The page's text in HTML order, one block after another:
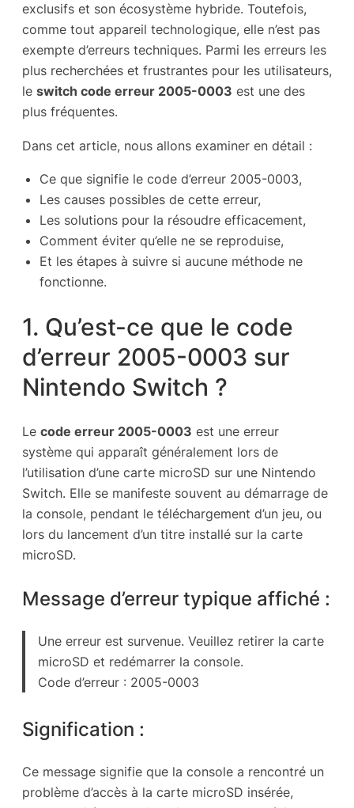
exclusifs et son écosystème hybride. Toutefois,
comme tout appareil technologique, elle n’est pas
exempte d’erreurs techniques. Parmi les erreurs les
plus recherchées et frustrantes pour les utilisateurs,
le switch code erreur 2005-0003 est une des
plus fréquentes.
Dans cet article, nous allons examiner en détail :
Ce que signifie le code d’erreur 2005-0003,
Les causes possibles de cette erreur,
Les solutions pour la résoudre efficacement,
Comment éviter qu’elle ne se reproduise,
Et les étapes à suivre si aucune méthode ne
fonctionne.
1. Qu’est-ce que le code
d’erreur 2005-0003 sur
Nintendo Switch ?
Le code erreur 2005-0003 est une erreur
système qui apparaît généralement lors de
l’utilisation d’une carte microSD sur une Nintendo
Switch. Elle se manifeste souvent au démarrage de
la console, pendant le téléchargement d’un jeu, ou
lors du lancement d’un titre installé sur la carte
microSD.
Message d’erreur typique affiché :
Une erreur est survenue. Veuillez retirer la carte
microSD et redémarrer la console.
Code d’erreur : 2005-0003
Signification :
Ce message signifie que la console a rencontré un
problème d’accès à la carte microSD insérée,